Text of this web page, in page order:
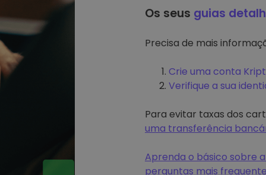
Os seus guias
Precisa de mais
Crie uma conta
Verifique a sua
Para evitar taxas dos
uma transferência
Aprenda o básico sobre
perguntas mais